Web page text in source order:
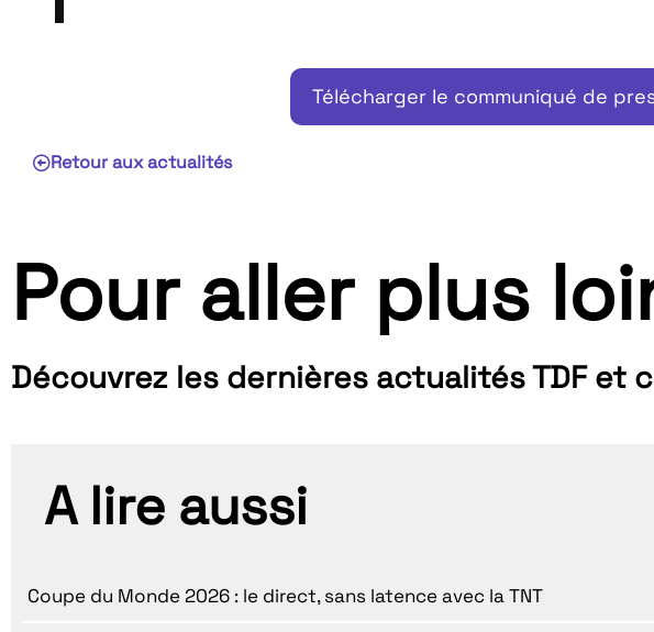
Télécharger le communiqué de
Retour aux actualités
Pour aller plus
Découvrez les dernières actualités TDF et
A lire aussi
Coupe du Monde 2026 : le direct, sans latence avec la TNT